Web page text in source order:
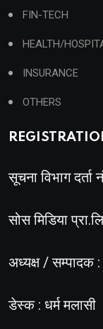
FIN-TECH
HEALTH/
INSURANCE
OTHERS
सूचना विभाग
सोस मिडिया
अध्यक्ष / सम्पादक :
डेस्क : धर्म मलासी